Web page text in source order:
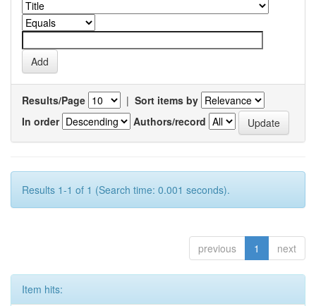
Results/Page | Sort items by
In order
Authors/record
Results 1-1 of 1 (Search time: 0.001 seconds).
previous 1 next
Item hits: